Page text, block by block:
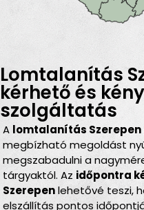
Lomtalanítás
kérhető és
szolgáltatás
A lomtalanítás Szerepen
megbízható megoldást
megszabadulni a
tárgyaktól. Az időpontra
Szerepenlehetővé teszi,
elszállítás pontos